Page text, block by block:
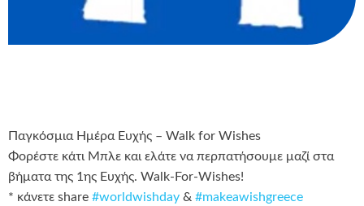
Παγκόσμια Ημέρα Ευχής – Walk for Wishes
Φορέστε κάτι Μπλε και ελάτε να περπατήσουμε μαζί στα
βήματα της 1ης Ευχής. Walk-For-Wishes!
* κάνετε share ‪ #worldwishday & ‪ #makeawishgreece